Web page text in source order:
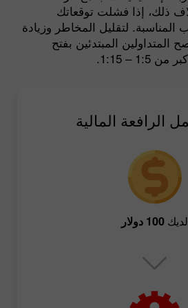
ذلك، إذا فشلت توقعاتك
لتقليل المخاطر وزيادة
المتداولين المبتدئين بفتح
– 1:15.
الرافعة المالية
لديك 100 دولار